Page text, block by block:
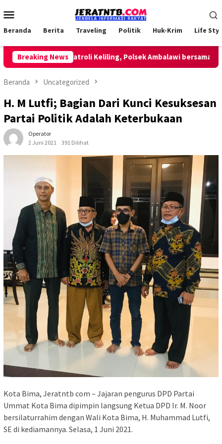
ke
Mobile
Beranda Berita Traveling Politik Huk-Krim Life
Breaking News
Lakukan Patroli Keliling, Polsek Ambalawi bersama TNI dan
Beranda Uncategorized
H. M Lutfi; Bagian Dari Kunci Kesuksesan
Partai Politik Adalah Keterbukaan
Operator
2 Juni 2021
391 Dilihat
Kota Bima, Jeratntb com – Jajaran pengurus DPD Partai
Ummat Kota Bima dipimpin langsung Ketua DPD Ir. M. Noor
bersilaturrahim dengan Wali Kota Bima, H. Muhammad Lutfi,
SE di kediamannya. Selasa, 1 Juni 2021.